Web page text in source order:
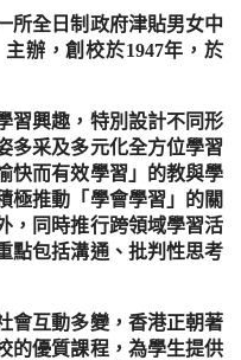
所全日制政府津貼男女中
辦，創校於1947年，於
習興趣，特別設計不同形
多采及多元化全方位學習
快而有效學習」的教與學
極推動「學會學習」的關
，同時推行跨領域學習活
點包括溝通、批判性思考
會互動多變，香港正朝著
的優質課程，為學生提供